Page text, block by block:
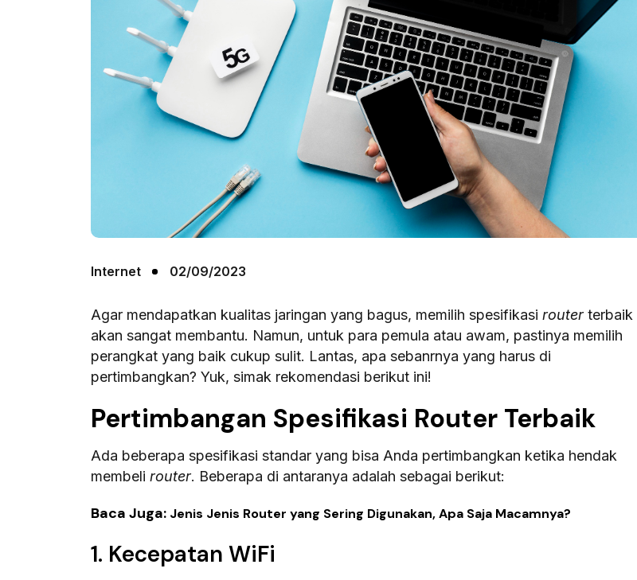
Internet 02/09/2023
Agar mendapatkan kualitas jaringan yang bagus, memilih spesifikasi routerterbaik
akan sangat membantu. Namun, untuk para pemula atau awam, pastinya memilih
perangkat yang baik cukup sulit. Lantas, apa sebanrnya yang harus di
pertimbangkan? Yuk, simak rekomendasi berikut ini!
Pertimbangan Spesifikasi Router Terbaik
Ada beberapa spesifikasi standar yang bisa Anda pertimbangkan ketika hendak
membeli router. Beberapa di antaranya adalah sebagai berikut:
Baca Juga: Jenis Jenis Router yang Sering Digunakan, Apa Saja Macamnya?
1. Kecepatan WiFi